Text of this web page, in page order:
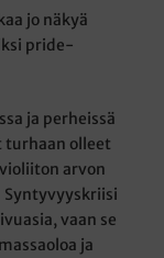
jo näkyä
pride-
ja perheissä
turhaan olleet
arvon
Syntyvyyskriisi
vaan se
ja